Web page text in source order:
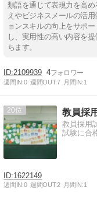
類語を通じて表現力を高
えやビジネスメールの活
ョンスキルの向上をサポ
し、実用性の高い内容を
ちます。
2109939 4
週間IN:0 週間OUT:7 月間IN:1
20 教員採
教員採用
試験に合
1622149
週間IN:0 週間OUT:2 月間IN:1